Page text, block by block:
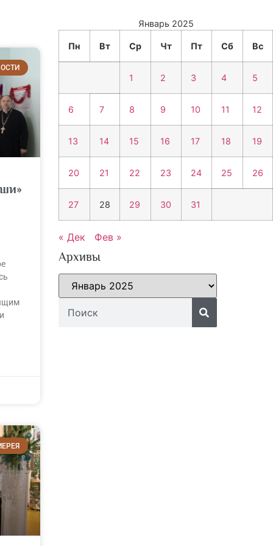
Январь 2025
Пн Вт Ср Чт Пт Сб Вс
1 2 3 4 5
6 7 8 9 10 11 12
13 14 15 16 17 18 19
20 21 22 23 24 25 26
27 28 29 30 31
« Дек Фев »
Архивы